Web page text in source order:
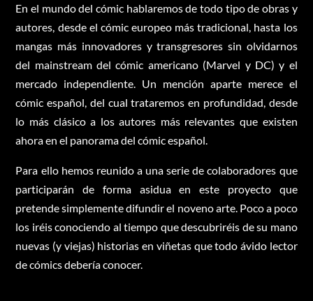
En el mundo del cómic hablaremos de todo tipo de obras y
autores, desde el cómic europeo más tradicional, hasta los
mangas más innovadores y transgresores sin olvidarnos
del mainstream del cómic americano (Marvel y DC) y el
mercado independiente. Un mención aparte merece el
cómic español, del cual trataremos en profundidad, desde
lo más clásico a los autores más relevantes que existen
ahora en el panorama del cómic español.
Para ello hemos reunido a una serie de colaboradores que
participarán de forma asidua en este proyecto que
pretende simplemente difundir el noveno arte. Poco a poco
los iréis conociendo al tiempo que descubriréis de su mano
nuevas (y viejas) historias en viñetas que todo ávido lector
de cómics debería conocer.